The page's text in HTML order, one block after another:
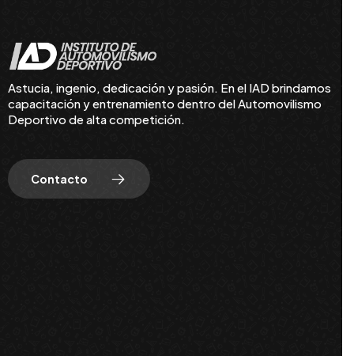
Astucia, ingenio, dedicación y pasión. En el IAD brindamos
capacitación y entrenamiento dentro del Automovilismo
Deportivo de alta competición.
Contacto